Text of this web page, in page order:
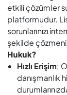
etkili çözümler
platformudur.
sorunlarınızı
şekilde
Hukuk?
Hızlı Erişim:
danışmanlık